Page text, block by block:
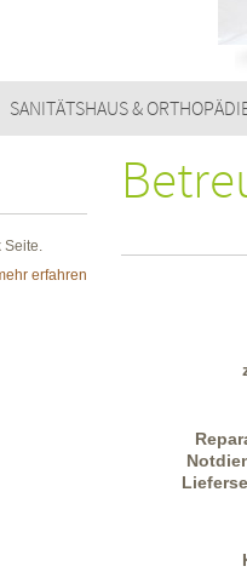
SANITÄTSHAUS &
Seite.
erfahren